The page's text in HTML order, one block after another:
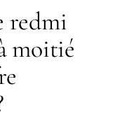
redmi
moitié